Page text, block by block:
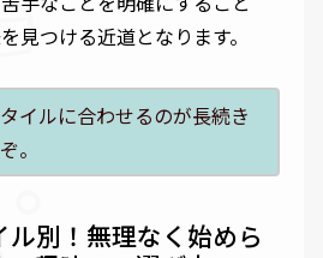
見つける近道となります。
イルに合わせるのが長続き
。
ル別！無理なく始めら